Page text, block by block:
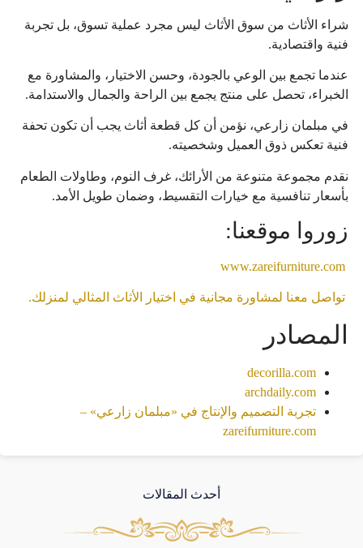
شراء الأثاث من سوق الأثاث ليس مجرد عملية تسوق، بل تجربة
فنية واقتصادية.
عندما تجمع بين الوعي بالجودة، وحسن الاختيار، والمشاورة مع
الخبراء، تحصل على منتج يجمع بين الراحة والجمال والاستدامة.
في مبلمان زارعي، نؤمن أن كل قطعة أثاث يجب أن تكون تحفة
فنية تعكس ذوق العميل وشخصيته.
نقدم مجموعة متنوعة من الأرائك، غرف النوم، وطاولات الطعام
بأسعار تنافسية مع خيارات التقسيط، وضمان طويل الأمد.
زوروا موقعنا:
تواصل معنا لمشاورة مجانية في اختيار الأثاث المثالي لمنزلك.
المصادر
decorilla.com
archdaily.com
تجربة التصميم والإنتاج في «مبلمان زارعي» –
zareifurniture.com
أحدث المقالات